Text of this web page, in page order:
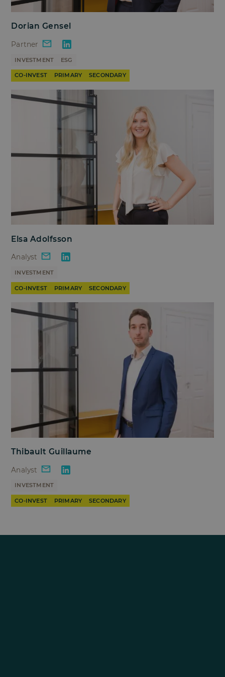
Dorian Gensel
Partner
INVESTMENT ESG
CO-INVEST PRIMARY SECONDARY
Elsa Adolfsson
Analyst
INVESTMENT
CO-INVEST PRIMARY SECONDARY
Thibault Guillaume
Analyst
INVESTMENT
CO-INVEST PRIMARY SECONDARY